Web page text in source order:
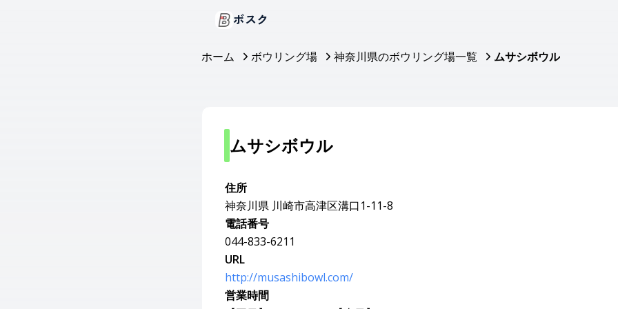
ボスク
ホーム ボウリング場 神奈川県のボウリング場一覧 ムサシボウル
ムサシボウル
住所
神奈川県 川崎市高津区溝口1-11-8
電話番号
044-833-6211
URL
http://musashibowl.com/
営業時間